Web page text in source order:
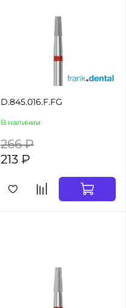
D.845.016.F.FG
В наличии
266 ₽
213 ₽